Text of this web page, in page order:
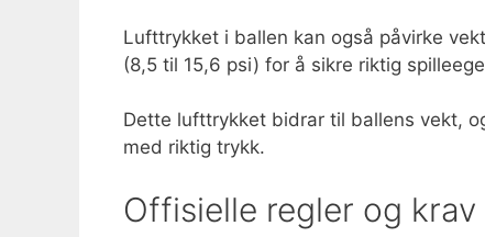
Lufttrykket i ballen kan også påvirke
(8,5 til 15,6 psi) for å sikre riktig
Dette lufttrykket bidrar til ballens vekt,
med riktig trykk.
Offisielle regler og krav